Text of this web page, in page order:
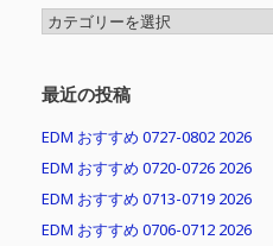
MENU
最近の投稿
EDM おすすめ 0727-0802 2026
EDM おすすめ 0720-0726 2026
EDM おすすめ 0713-0719 2026
EDM おすすめ 0706-0712 2026